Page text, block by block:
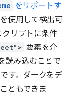
をサポートす
を使用して検出可
リプトに条件
要素を介
読み込むことで
す。ダークをデ
ともできま